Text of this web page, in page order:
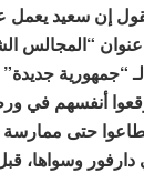
إن سعيد
عنوان “المجالس
“جمهورية
أنفسهم في
حتى
وسواها،